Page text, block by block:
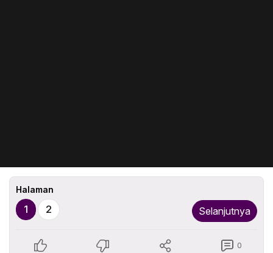
Halaman
1 2 Selanjutnya
0